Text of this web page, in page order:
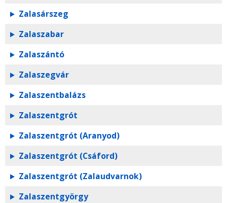
Zalasárszeg
Zalaszabar
Zalaszántó
Zalaszegvár
Zalaszentbalázs
Zalaszentgrót
Zalaszentgrót (Aranyod)
Zalaszentgrót (Csáford)
Zalaszentgrót (Zalaudvarnok)
Zalaszentgyörgy